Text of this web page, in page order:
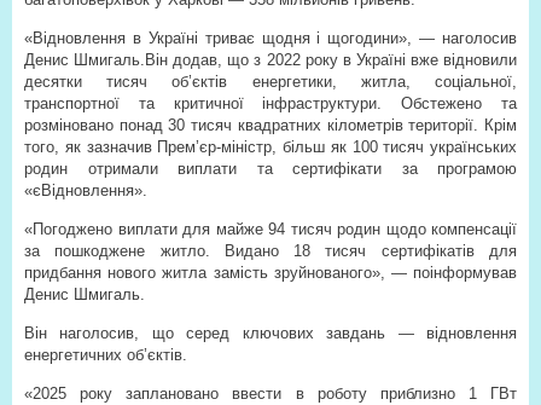
«Відновлення в Україні триває щодня і щогодини», — наголосив
Денис Шмигаль.Він додав, що з 2022 року в Україні вже відновили
десятки тисяч об’єктів енергетики, житла, соціальної,
транспортної та критичної інфраструктури. Обстежено та
розміновано понад 30 тисяч квадратних кілометрів території. Крім
того, як зазначив Прем’єр-міністр, більш як 100 тисяч українських
родин отримали виплати та сертифікати за програмою
«єВідновлення».
«Погоджено виплати для майже 94 тисяч родин щодо компенсації
за пошкоджене житло. Видано 18 тисяч сертифікатів для
придбання нового житла замість зруйнованого», — поінформував
Денис Шмигаль.
Він наголосив, що серед ключових завдань — відновлення
енергетичних об’єктів.
«2025 року заплановано ввести в роботу приблизно 1 ГВт